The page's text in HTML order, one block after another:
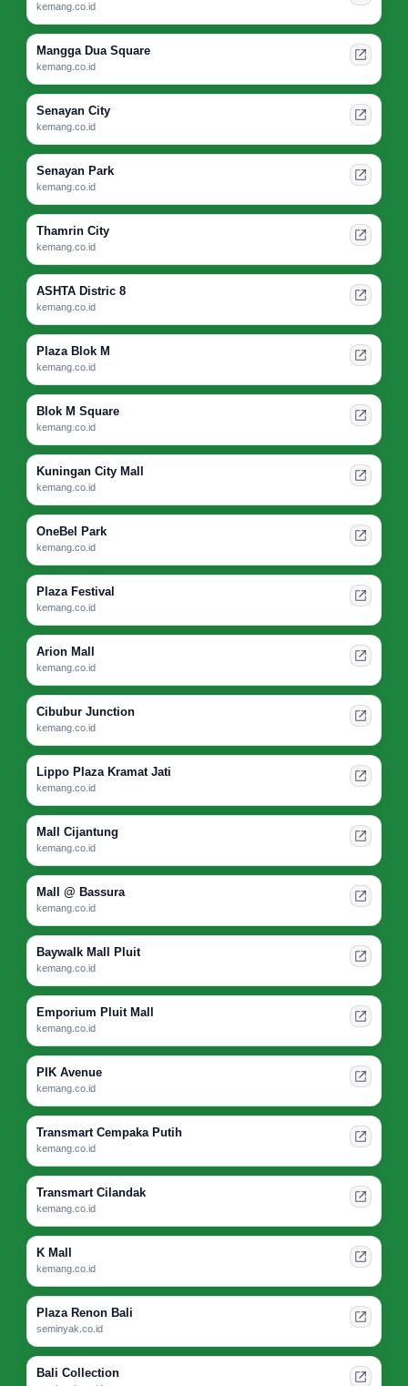
kemang.co.id
Mangga Dua Square
kemang.co.id
Senayan City
kemang.co.id
Senayan Park
kemang.co.id
Thamrin City
kemang.co.id
ASHTA Distric 8
kemang.co.id
Plaza Blok M
kemang.co.id
Blok M Square
kemang.co.id
Kuningan City Mall
kemang.co.id
OneBel Park
kemang.co.id
Plaza Festival
kemang.co.id
Arion Mall
kemang.co.id
Cibubur Junction
kemang.co.id
Lippo Plaza Kramat Jati
kemang.co.id
Mall Cijantung
kemang.co.id
Mall @ Bassura
kemang.co.id
Baywalk Mall Pluit
kemang.co.id
Emporium Pluit Mall
kemang.co.id
PIK Avenue
kemang.co.id
Transmart Cempaka Putih
kemang.co.id
Transmart Cilandak
kemang.co.id
K Mall
kemang.co.id
Plaza Renon Bali
seminyak.co.id
Bali Collection